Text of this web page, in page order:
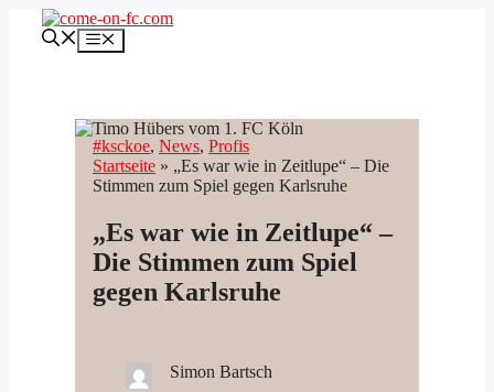
Inhalt
Menü
#ksckoe, News, Profis
Startseite » „Es war wie in Zeitlupe“ – Die
Stimmen zum Spiel gegen Karlsruhe
„Es war wie in Zeitlupe“ –
Die Stimmen zum Spiel
gegen Karlsruhe
Simon Bartsch